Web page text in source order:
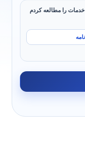
را مطالعه کردم